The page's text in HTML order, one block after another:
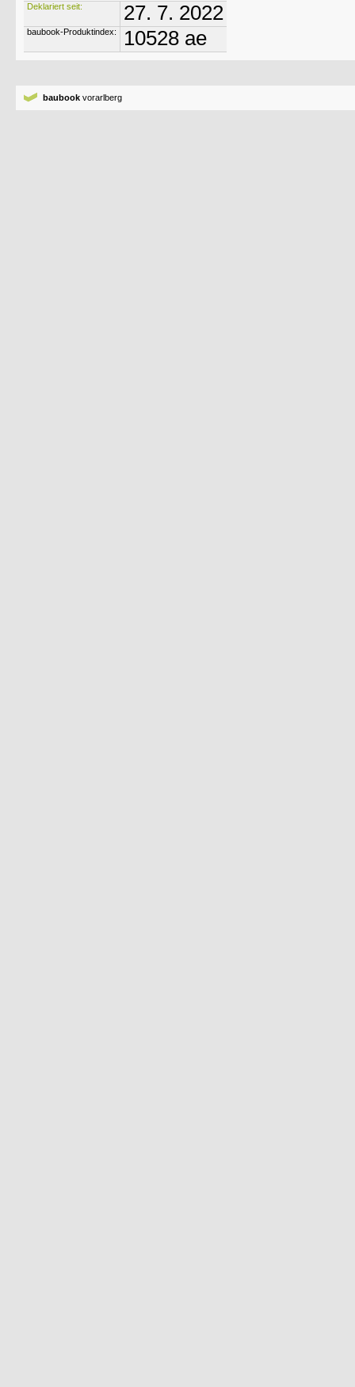
Deklariert seit: 27. 7. 2022
baubook-Produktindex: 10528 ae
baubook vorarlberg